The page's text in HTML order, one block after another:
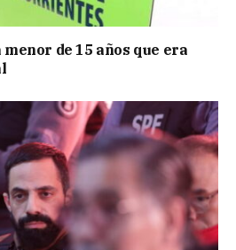
de 15 años que era